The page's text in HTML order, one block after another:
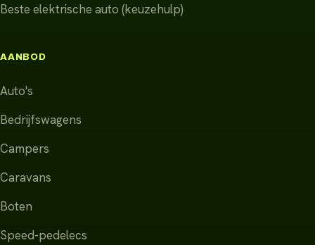
Beste elektrische auto (keuzehulp)
AANBOD
Auto's
Bedrijfswagens
Campers
Caravans
Boten
Speed-pedelecs